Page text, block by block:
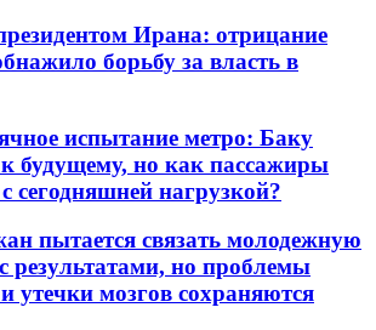
Ирана: отрицание
борьбу за власть в
испытание метро: Баку
к будущему, но как пассажиры
сегодняшней нагрузкой?
пытается связать молодежную
результатами, но проблемы
утечки мозгов сохраняются